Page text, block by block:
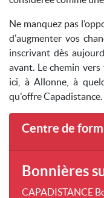
Ne manquez pas
d'augmenter vos
inscrivant dès
avant. Le chemin
ici, à Allonne, à
qu'offre Capadistance.
Centre de
Bonnières
CAPADISTANCE